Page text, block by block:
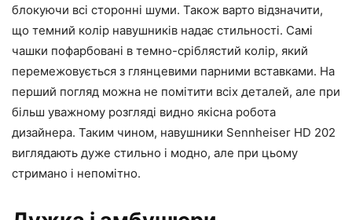
блокуючи всі сторонні шуми. Також варто відзначити,
що темний колір навушників надає стильності. Самі
чашки пофарбовані в темно-сріблястий колір, який
перемежовується з глянцевими парними вставками. На
перший погляд можна не помітити всіх деталей, але при
більш уважному розгляді видно якісна робота
дизайнера. Таким чином, навушники Sennheiser HD 202
виглядають дуже стильно і модно, але при цьому
стримано і непомітно.